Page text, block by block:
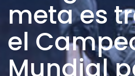
meta es
el
Mundial